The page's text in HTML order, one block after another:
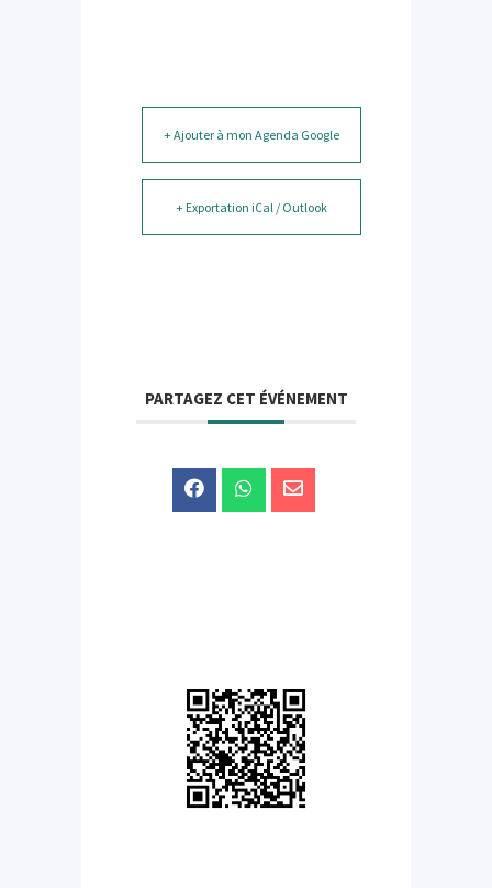
+ Ajouter à mon Agenda Google
+ Exportation iCal / Outlook
PARTAGEZ CET ÉVÉNEMENT